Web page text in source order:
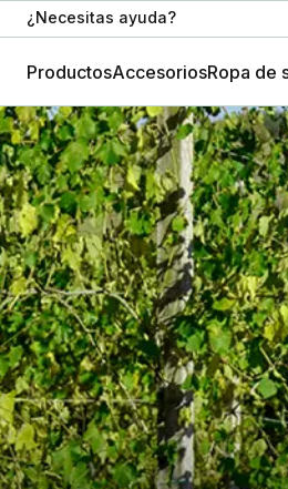
¿Necesitas ayuda?
ProductosAccesoriosRopa de